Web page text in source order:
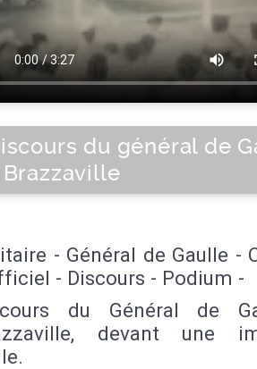
du général de
Brazzaville
- Général de Gaulle -
- Discours - Podium -
du Général de
devant une